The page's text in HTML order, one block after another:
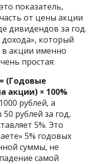
показатель,
от цены акции
дивидендов за год.
который
в акции именно
простая:
(Годовые
акции) × 100%
рублей, а
рублей за год,
5%. Это
5% годовых
суммы, не
самой